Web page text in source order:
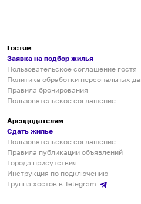
Гостям
Заявка на подбор жилья
Пользовательское соглашение гостя
Политика обработки персональных
Правила бронирования
Пользовательское соглашение
Арендодателям
Сдать жилье
Пользовательское соглашение
Правила публикации объявлений
Города присутствия
Инструкция по подключению
Группа хостов в Telegram